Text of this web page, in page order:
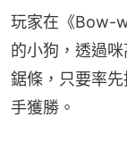
玩家在《Bow-
的小狗，透過
鋸條，只要率
手獲勝。